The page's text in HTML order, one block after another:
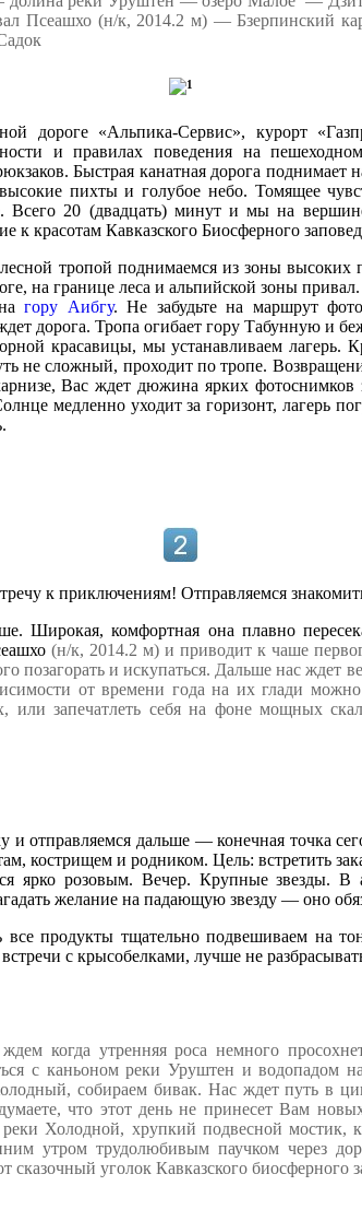
Псеашхо (н/к, 2014.2 м) — Бзерпинский
дороге «Альпика-Сервис», курорт
и правилах поведения на
Быстрая канатная дорога
пихты и голубое небо. Томящее
Всего 20 (двадцать) минут и мы на
к красотам Кавказского Биосферного
тропой поднимаемся из зоны
на границе леса и альпийской зоны
нагору Аибгу. Не забудьте на маршрут
дорога. Тропа огибает гору Табунную и
красавицы, мы устанавливаем лагерь.
не сложный, проходит по тропе.
Вас ждет дюжина ярких фотоснимков
медленно уходит за горизонт, лагерь
к приключениям! Отправляемся
Широкая, комфортная она плавно
(н/к, 2014.2 м) и приводит к чаше
позагорать и искупаться. Дальше нас ждет
от времени года на их глади можно
или запечатлеть себя на фоне мощных
и отправляемся дальше — конечная точка
кострищем и родником. Цель: встретить
ярко розовым. Вечер. Крупные звезды. В
желание на падающую звезду — оно
продукты тщательно подвешиваем на
с крысобелками, лучше не
когда утренняя роса немного
с каньоном реки Уруштен и водопадом
собираем бивак. Нас ждет путь в
что этот день не принесет Вам
Холодной, хрупкий подвесной мостик,
утром трудолюбивым паучком через
сказочный уголок Кавказского биосферного